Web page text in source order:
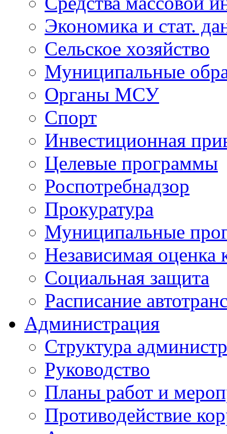
Экономика и стат.
Сельское хозяйство
Муниципальные
Органы МСУ
Спорт
Инвестиционная
Целевые программы
Роспотребнадзор
Прокуратура
Муниципальные
Независимая оценка
Социальная защита
Расписание
Администрация
Структура
Руководство
Планы работ и
Противодействие